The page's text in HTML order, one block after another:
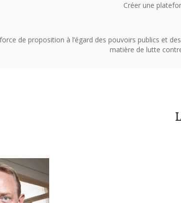
Créer une
de proposition à l’égard des pouvoirs publics et
matière de lutte